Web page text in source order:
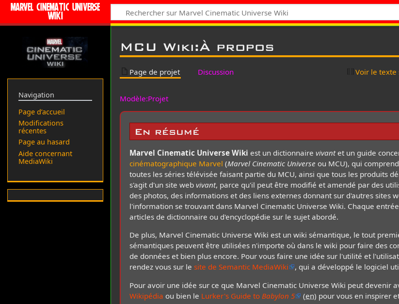
MARVEL CINEMATIC UNIVERSE
WIKI
MCU Wiki:À propos
Page de projet Discussion Voir le texte
Modèle:Projet
En résumé
Marvel Cinematic Universe Wiki est un dictionnairevivantet un guide
cinématographique Marvel (Marvel Cinematic Universe ou MCU), qui
toutes les séries télévisée faisant partie du MCU, ainsi que tous les produits
s'agit d'un site webvivant, parce qu'il peut être modifié et amendé par des
des photos, des informations et des liens externes donnant sur d'autres sites
l'information se trouvant dans Marvel Cinematic Universe Wiki. Chaque
articles de dictionnaire ou d'encyclopédie sur le sujet abordé.
De plus, Marvel Cinematic Universe Wiki est un wiki sémantique, le tout
sémantiques peuvent être utilisées n'importe où dans le wiki pour faire des
de données et bien plus encore. Pour vous faire une idée sur l'utilité et
rendez vous sur le site de Semantic MediaWiki
, qui a développé le logiciel
Pour avoir une idée sur ce que Marvel Cinematic Universe Wiki peut devenir
Wikipédia ou bien le Lurker's Guide to Babylon 5 (en) pour vous en inspirer
Navigation
Page d’accueil
Modifications
récentes
Page au hasard
Aide concernant
MediaWiki